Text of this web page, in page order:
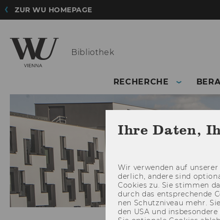
ZUR WU HOMEPAGE
Bibliothek
RECHERCHE
Ihre Daten,
Wir ver­wen­den auf
der­lich, an­de­re sind
Coo­kies zu. Sie stim­men
durch das ent­spre­chen­de
nen Schutz­ni­veau mehr.
den USA und